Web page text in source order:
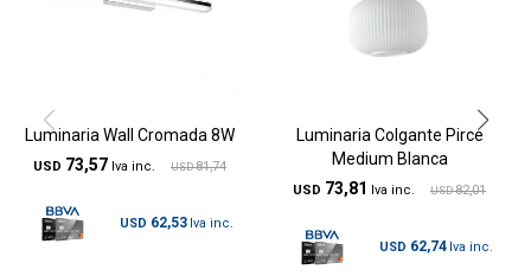
Luminaria Wall Cromada 8W
USD 73,57 USD 81,74
USD 62,53
Luminaria Colgante Pirce
Medium Blanca
USD 73,81 USD 82,01
USD 62,74